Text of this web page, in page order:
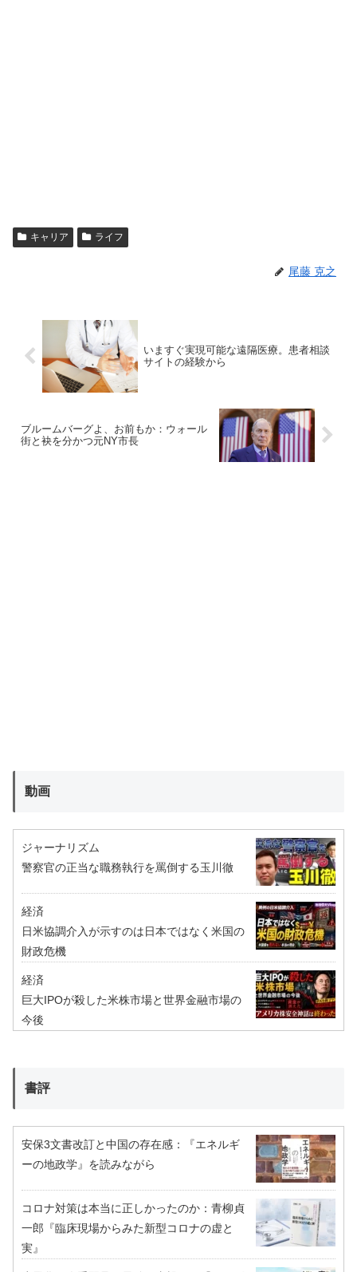
キャリア ライフ
尾藤 克之
いますぐ実現可能な遠隔医療。患者相談
サイトの経験から
ブルームバーグよ、お前もか：ウォール
街と袂を分かつ元NY市長
動画
ジャーナリズム
警察官の正当な職務執行を罵倒する玉川徹
経済
日米協調介入が示すのは日本ではなく米国の
財政危機
経済
巨大IPOが殺した米株市場と世界金融市場の
今後
書評
安保3文書改訂と中国の存在感：『エネルギ
ーの地政学』を読みながら
コロナ対策は本当に正しかったのか：青柳貞
一郎『臨床現場からみた新型コロナの虚と
実』